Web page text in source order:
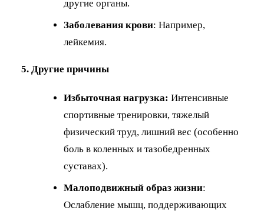
другие органы.
Заболевания крови: Например,
лейкемия.
5. Другие причины
Избыточная нагрузка: Интенсивные
спортивные тренировки, тяжелый
физический труд, лишний вес (особенно
боль в коленных и тазобедренных
суставах).
Малоподвижный образ жизни:
Ослабление мышц, поддерживающих